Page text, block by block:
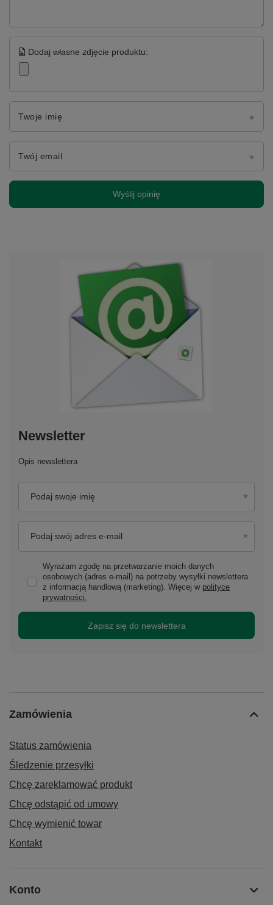
Dodaj własne zdjęcie produktu:
Twoje imię
Twój email
Wyślij opinię
Newsletter
Opis newslettera
Podaj swoje imię
Podaj swój adres e-mail
Wyrażam zgodę na przetwarzanie moich danych
osobowych (adres e-mail) na potrzeby wysyłki newslettera
z informacją handlową (marketing). Więcej w polityce
prywatności.
Zapisz się do newslettera
Zamówienia
Status zamówienia
Śledzenie przesyłki
Chcę zareklamować produkt
Chcę odstąpić od umowy
Chcę wymienić towar
Kontakt
Konto